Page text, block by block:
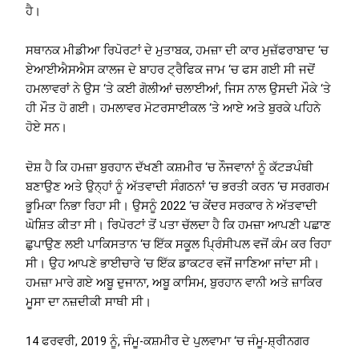
ਹੈ।
ਸਥਾਨਕ ਮੀਡੀਆ ਰਿਪੋਰਟਾਂ ਦੇ ਮੁਤਾਬਕ, ਹਮਜ਼ਾ ਦੀ ਕਾਰ ਮੁਜ਼ੱਫਰਾਬਾਦ ‘ਚ
ਏਆਈਐਸਐਸ ਕਾਲਜ ਦੇ ਬਾਹਰ ਟ੍ਰੈਫਿਕ ਜਾਮ ‘ਚ ਫਸ ਗਈ ਸੀ ਜਦੋਂ
ਹਮਲਾਵਰਾਂ ਨੇ ਉਸ ‘ਤੇ ਕਈ ਗੋਲੀਆਂ ਚਲਾਈਆਂ, ਜਿਸ ਨਾਲ ਉਸਦੀ ਮੌਕੇ ‘ਤੇ
ਹੀ ਮੌਤ ਹੋ ਗਈ। ਹਮਲਾਵਰ ਮੋਟਰਸਾਈਕਲ ‘ਤੇ ਆਏ ਅਤੇ ਬੁਰਕੇ ਪਹਿਨੇ
ਹੋਏ ਸਨ।
ਦੋਸ਼ ਹੈ ਕਿ ਹਮਜ਼ਾ ਬੁਰਹਾਨ ਦੱਖਣੀ ਕਸ਼ਮੀਰ ‘ਚ ਨੌਜਵਾਨਾਂ ਨੂੰ ਕੱਟੜਪੰਥੀ
ਬਣਾਉਣ ਅਤੇ ਉਨ੍ਹਾਂ ਨੂੰ ਅੱਤਵਾਦੀ ਸੰਗਠਨਾਂ ‘ਚ ਭਰਤੀ ਕਰਨ ‘ਚ ਸਰਗਰਮ
ਭੂਮਿਕਾ ਨਿਭਾ ਰਿਹਾ ਸੀ। ਉਸਨੂੰ 2022 ‘ਚ ਕੇਂਦਰ ਸਰਕਾਰ ਨੇ ਅੱਤਵਾਦੀ
ਘੋਸ਼ਿਤ ਕੀਤਾ ਸੀ। ਰਿਪੋਰਟਾਂ ਤੋਂ ਪਤਾ ਚੱਲਦਾ ਹੈ ਕਿ ਹਮਜ਼ਾ ਆਪਣੀ ਪਛਾਣ
ਛੁਪਾਉਣ ਲਈ ਪਾਕਿਸਤਾਨ ‘ਚ ਇੱਕ ਸਕੂਲ ਪ੍ਰਿੰਸੀਪਲ ਵਜੋਂ ਕੰਮ ਕਰ ਰਿਹਾ
ਸੀ। ਉਹ ਆਪਣੇ ਭਾਈਚਾਰੇ ‘ਚ ਇੱਕ ਡਾਕਟਰ ਵਜੋਂ ਜਾਣਿਆ ਜਾਂਦਾ ਸੀ।
ਹਮਜ਼ਾ ਮਾਰੇ ਗਏ ਅਬੂ ਦੁਜਾਨਾ, ਅਬੂ ਕਾਸਿਮ, ਬੁਰਹਾਨ ਵਾਨੀ ਅਤੇ ਜ਼ਾਕਿਰ
ਮੂਸਾ ਦਾ ਨਜ਼ਦੀਕੀ ਸਾਥੀ ਸੀ।
14 ਫਰਵਰੀ, 2019 ਨੂੰ, ਜੰਮੂ-ਕਸ਼ਮੀਰ ਦੇ ਪੁਲਵਾਮਾ ‘ਚ ਜੰਮੂ-ਸ਼੍ਰੀਨਗਰ